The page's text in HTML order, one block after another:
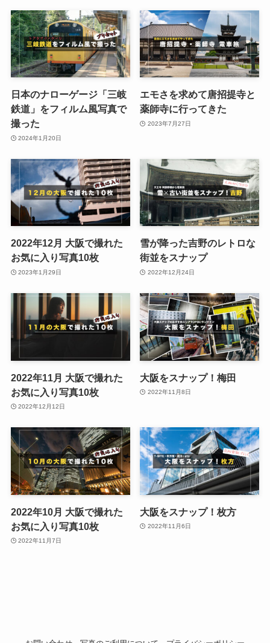
日本のナローゲージ「三岐
鉄道」をフィルム風写真で
撮った
2024年1月20日
エモさを求めて唐招提寺と
薬師寺に行ってきた
2023年7月27日
2022年12月 大阪で撮れた
お気に入り写真10枚
2023年1月29日
雪が降った吉野のレトロな
街並をスナップ
2022年12月24日
2022年11月 大阪で撮れた
お気に入り写真10枚
2022年12月12日
大阪をスナップ！梅田
2022年11月8日
2022年10月 大阪で撮れた
お気に入り写真10枚
2022年11月7日
大阪をスナップ！枚方
2022年11月6日